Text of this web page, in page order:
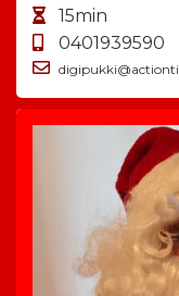
15min
0401939590